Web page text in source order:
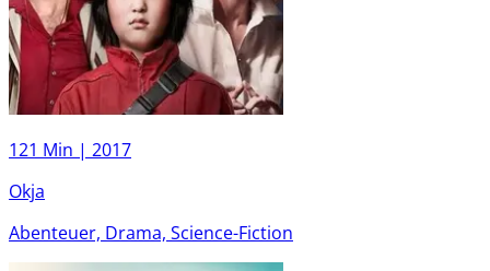
121 Min | 2017
Okja
Abenteuer, Drama, Science-Fiction